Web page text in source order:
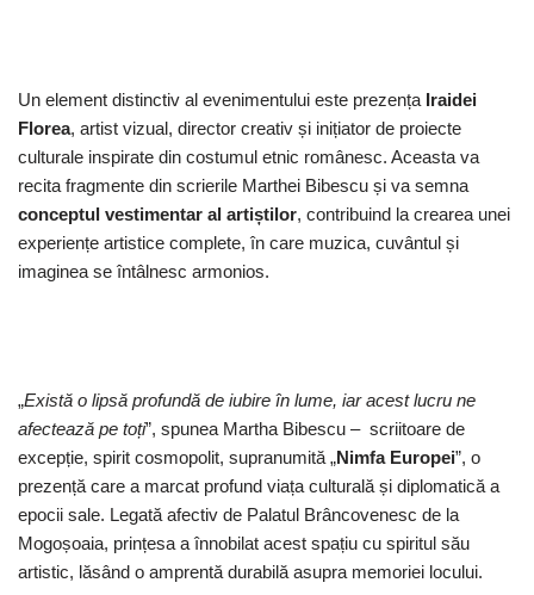
Un element distinctiv al evenimentului este prezența Iraidei
Florea, artist vizual, director creativ și inițiator de proiecte
culturale inspirate din costumul etnic românesc. Aceasta va
recita fragmente din scrierile Marthei Bibescu și va semna
conceptul vestimentar al artiștilor, contribuind la crearea unei
experiențe artistice complete, în care muzica, cuvântul și
imaginea se întâlnesc armonios.
„Există o lipsă profundă de iubire în lume, iar acest lucru ne
afectează pe toți”, spunea Martha Bibescu – scriitoare de
excepție, spirit cosmopolit, supranumită „Nimfa Europei”, o
prezență care a marcat profund viața culturală și diplomatică a
epocii sale. Legată afectiv de Palatul Brâncovenesc de la
Mogoșoaia, prințesa a înnobilat acest spațiu cu spiritul său
artistic, lăsând o amprentă durabilă asupra memoriei locului.